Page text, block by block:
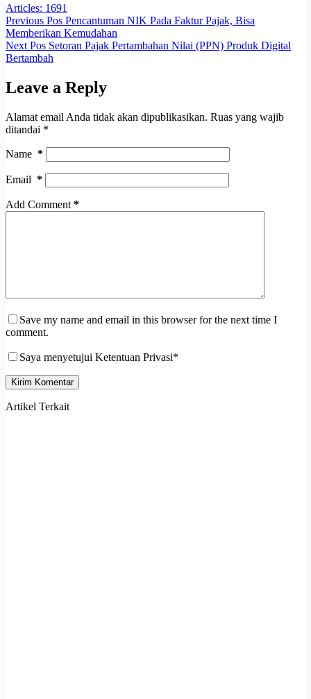
Articles: 1691
Previous Pos Pencantuman NIK Pada Faktur Pajak, Bisa
Memberikan Kemudahan
Next Pos Setoran Pajak Pertambahan Nilai (PPN) Produk Digital
Bertambah
Leave a Reply
Alamat email Anda tidak akan dipublikasikan. Ruas yang wajib
ditandai *
Name *
Email *
Add Comment *
Save my name and email in this browser for the next time I
comment.
Saya menyetujui Ketentuan Privasi*
Kirim Komentar
Artikel Terkait